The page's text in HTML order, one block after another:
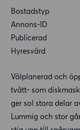
Bostadstyp
Annons-ID
Publicerad
Hyresvärd
Välplanerad och
tvätt- som
ger sol stora delar
Lummig och stor